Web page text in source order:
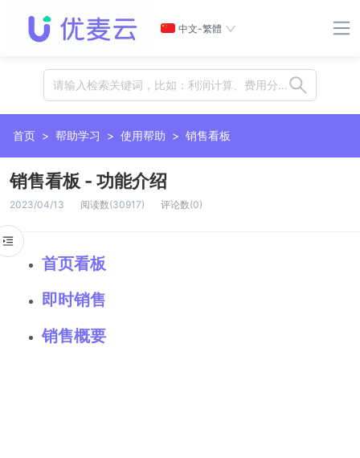
中文-繁體
请输入检索关键词，比如：利润计算、费用分摊、插件、卡位等
首页 > 帮助学习 > 使用帮助 > 销售看板
销售看板 - 功能介绍
2023/04/13 阅读数(30917) 评论数(0)
首页看板
即时销售
销售概要